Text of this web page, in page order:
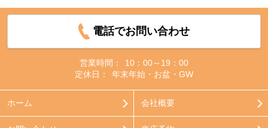
電話でお問い合わせ
営業時間：
10：00～19：00
定休日：
年末年始・お盆・GW
ホーム 会社概要